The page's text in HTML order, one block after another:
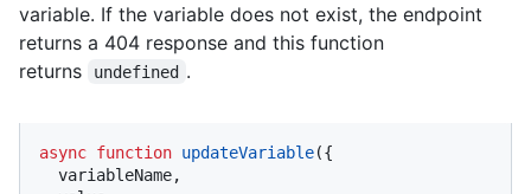
variable. If the variable does not exist, the endpoint
returns a 404 response and this function
returns
undefined .
async function updateVariable({